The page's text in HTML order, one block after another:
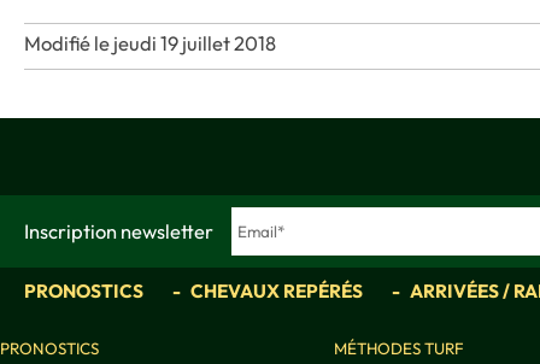
Modifié le jeudi 19 juillet 2018
Inscription newsletter
PRONOSTICS CHEVAUX REPÉRÉS ARRIVÉES /
PRONOSTICS
MÉTHODES TURF